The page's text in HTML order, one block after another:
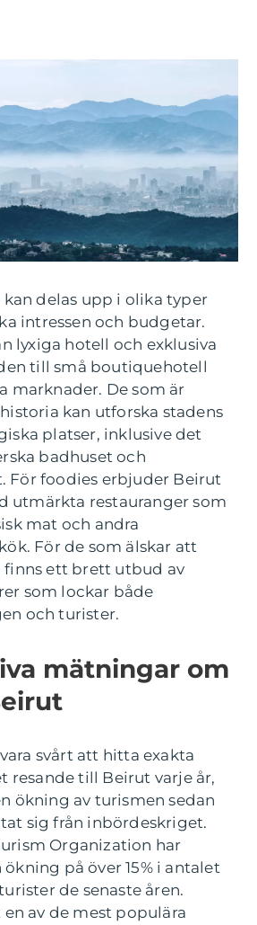
delas upp i olika typer
intressen och budgetar.
lyxiga hotell och exklusiva
till små boutiquehotell
marknader. De som är
kan utforska stadens
platser, inklusive det
badhuset och
För foodies erbjuder Beirut
utmärkta restauranger som
mat och andra
För de som älskar att
finns ett brett utbud av
som lockar både
och turister.
mätningar om
svårt att hitta exakta
resande till Beirut varje år,
ökning av turismen sedan
sig från inbördeskriget.
Organization har
på över 15% i antalet
de senaste åren.
av de mest populära